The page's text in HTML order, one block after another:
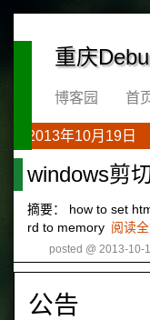
重庆
博客园 首
2013年10月19日
windows剪
摘要： how to set
rd to memory 阅读
posted @ 2013-10-
公告